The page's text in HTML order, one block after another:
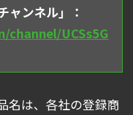
ンネル」：
UCSs5G
名は、各社の登録商